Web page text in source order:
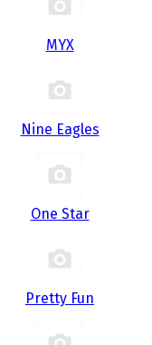
MYX
Nine Eagles
One Star
Pretty Fun